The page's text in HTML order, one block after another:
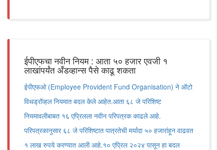
ईपीएफचा नवीन नियम : आता ५० हजार एवजी १
लाखांपर्यंत अँडव्हान्स पैसे काढू शकता
ईपीएफओ (Employee Provident Fund Organisation) ने ऑटो
विथड्रॉव्हल नियमात बदल केले आहेत.आता ६८ जे परिशिष्ट
नियमावलीबाबत १६ एप्रिलला नवीन परिपत्रक काढले आहे.
परिपत्रकानुसार ६८ जे परिशिष्टात पात्रतेची मर्यादा ५० हजारांहून वाढवत
१ लाख रुपये करण्यात आली आहे.१० एप्रिल २०२४ पासून हा बदल